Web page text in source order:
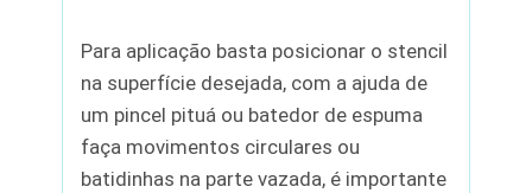
Para aplicação basta posicionar o stencil
na superfície desejada, com a ajuda de
um pincel pituá ou batedor de espuma
faça movimentos circulares ou
batidinhas na parte vazada, é importante